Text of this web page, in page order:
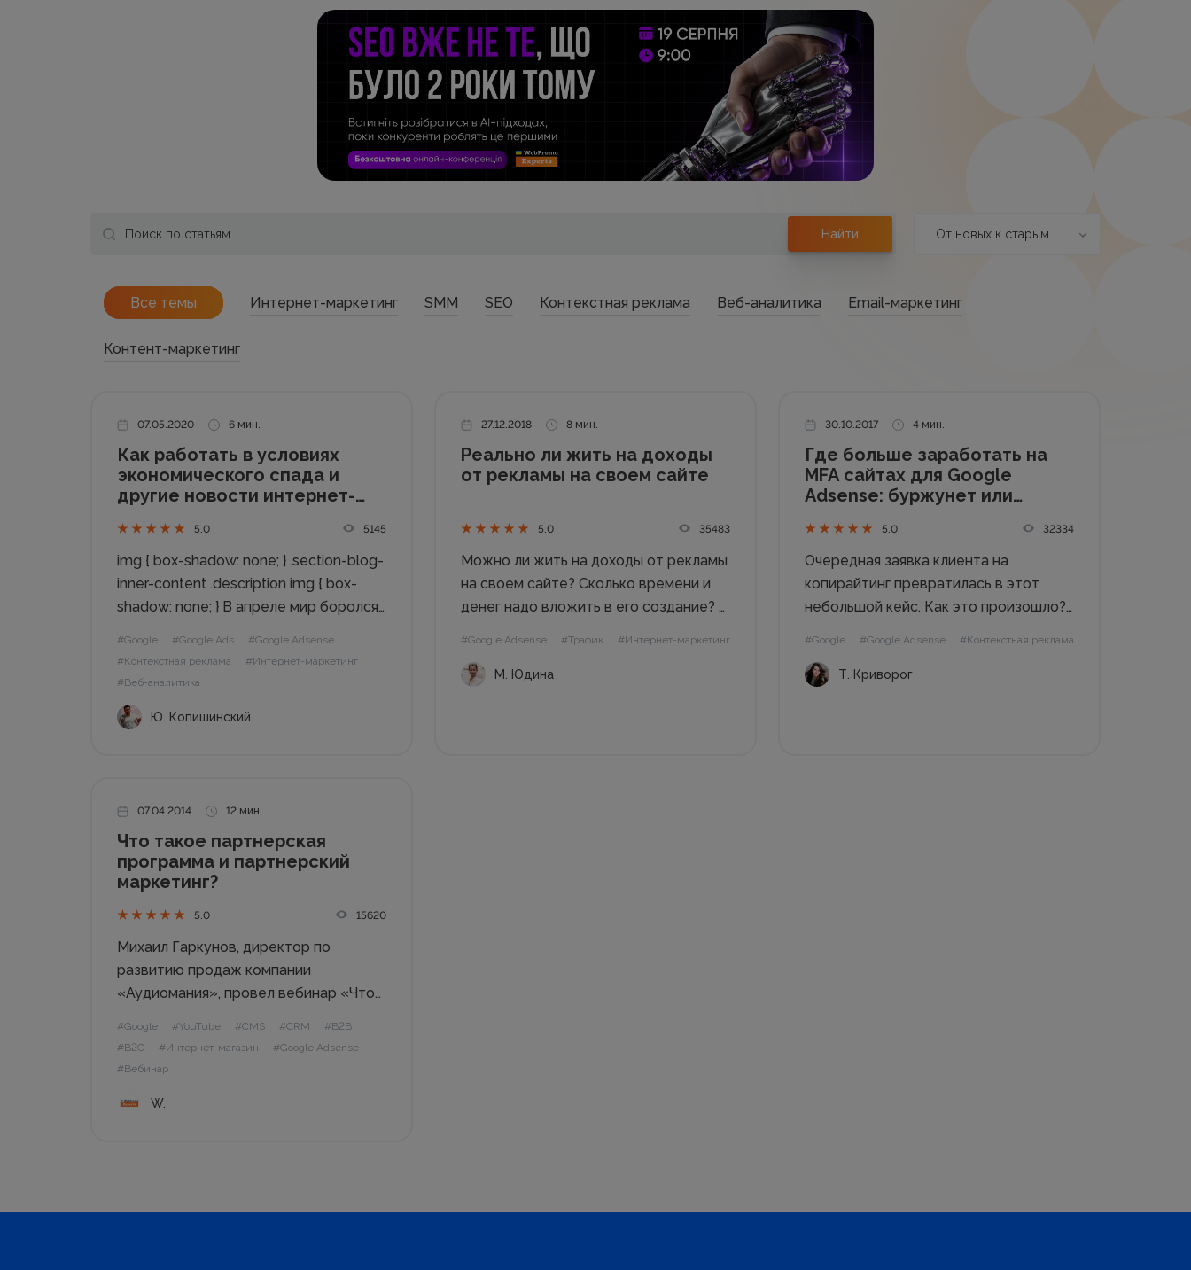
Найти От новых к старым
Все темы Интернет-маркетинг SMM SEO Контекстная реклама Веб-аналитика Email-маркетинг
Контент-маркетинг
07.05.2020 6 мин.
Как работать в условиях
экономического спада и
другие новости интернет-
5.0 5145
img { box-shadow: none; } .section-blog-
inner-content .description img { box-
shadow: none; } В апреле мир боролся
продолжили поддерживать
предложениями. Специалисты
#Google #Google Ads
#Google Adsense
#Контекстная реклама
#Интернет-маркетинг
#Веб-аналитика
Ю. Копишинский
27.12.2018 8 мин.
Реально ли жить на доходы
от рекламы на своем сайте
5.0 35483
Можно ли жить на доходы от рекламы
на своем сайте? Сколько времени и
денег надо вложить в его создание? С
материале – реальные цифры,
#Google Adsense #Трафик #Интернет-маркетинг
М. Юдина
30.10.2017 4 мин.
Где больше заработать на
MFA сайтах для Google
Adsense: буржунет или
5.0 32334
Очередная заявка клиента на
копирайтинг превратилась в этот
небольшой кейс. Как это произошло?
ресурса. Суть задачи следующая:
#Google #Google Adsense #Контекстная реклама
Т. Криворог
07.04.2014 12 мин.
Что такое партнерская
программа и партнерский
маркетинг?
5.0 15620
Михаил Гаркунов, директор по
развитию продаж компании
«Аудиомания», провел вебинар «Что
партнерский маркетинг?».
Рассмотрели: ✔ Что такое
мифы о партнерском интернет-
#Google #YouTube #CMS #CRM
#B2B
#B2C
#Интернет-магазин
#Google Adsense
#Вебинар
W.